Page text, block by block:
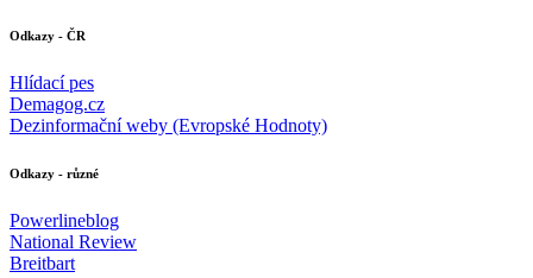
Odkazy - ČR
Hlídací pes
Demagog.cz
Dezinformační weby (Evropské Hodnoty)
Odkazy - různé
Powerlineblog
National Review
Breitbart